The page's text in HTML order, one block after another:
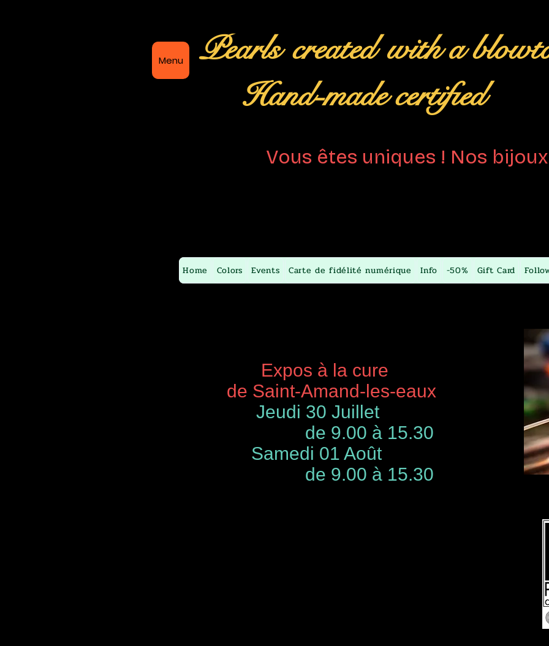
Menu Pearls created with a
Hand-made certified
Vous êtes uniques ! Nos
Home Colors Events Carte de fidélité numérique Info -50% Gift Card
Expos à la cure
de Saint-Amand-les-eaux
Jeudi 30 Juillet
de 9.00 à 15.30
Samedi 01 Août
de 9.00 à 15.30